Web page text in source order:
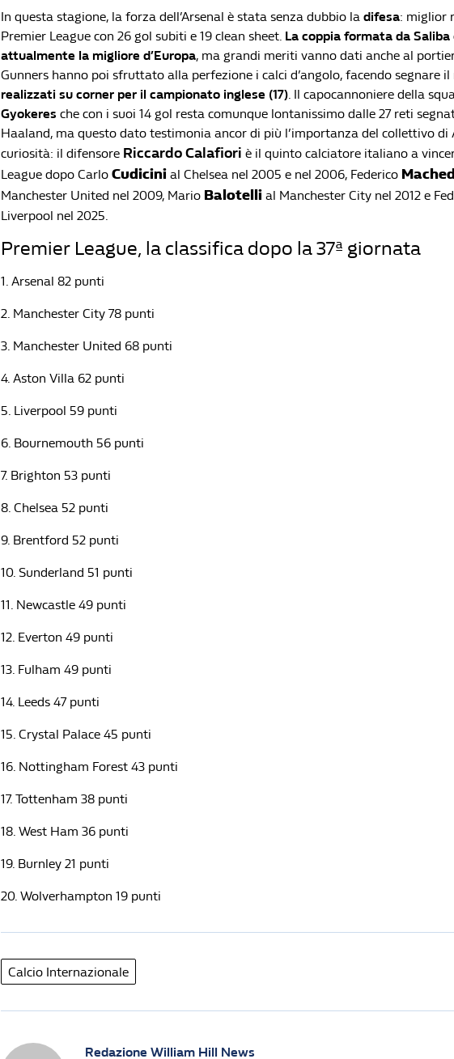
In questa stagione, la forza dell’Arsenal è stata senza dubbio la difesa: miglior
Premier League con 26 gol subiti e 19 clean sheet. La coppia formata da Saliba
attualmente la migliore d’Europa, ma grandi meriti vanno dati anche al
Gunners hanno poi sfruttato alla perfezione i calci d’angolo, facendo segnare il
realizzati su corner per il campionato inglese (17). Il capocannoniere della
Gyokeres che con i suoi 14 gol resta comunque lontanissimo dalle 27 reti
Haaland, ma questo dato testimonia ancor di più l’importanza del collettivo
curiosità: il difensore Riccardo Calafiori è il quinto calciatore italiano a
League dopo Carlo Cudicini al Chelsea nel 2005 e nel 2006, Federico
Manchester United nel 2009, Mario Balotelli al Manchester City nel 2012 e
Liverpool nel 2025.
Premier League, la classifica dopo la 37ª giornata
1. Arsenal 82 punti
2. Manchester City 78 punti
3. Manchester United 68 punti
4. Aston Villa 62 punti
5. Liverpool 59 punti
6. Bournemouth 56 punti
7. Brighton 53 punti
8. Chelsea 52 punti
9. Brentford 52 punti
10. Sunderland 51 punti
11. Newcastle 49 punti
12. Everton 49 punti
13. Fulham 49 punti
14. Leeds 47 punti
15. Crystal Palace 45 punti
16. Nottingham Forest 43 punti
17. Tottenham 38 punti
18. West Ham 36 punti
19. Burnley 21 punti
20. Wolverhampton 19 punti
Calcio Internazionale
Redazione William Hill News